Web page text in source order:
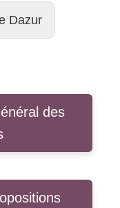
Dazur
des